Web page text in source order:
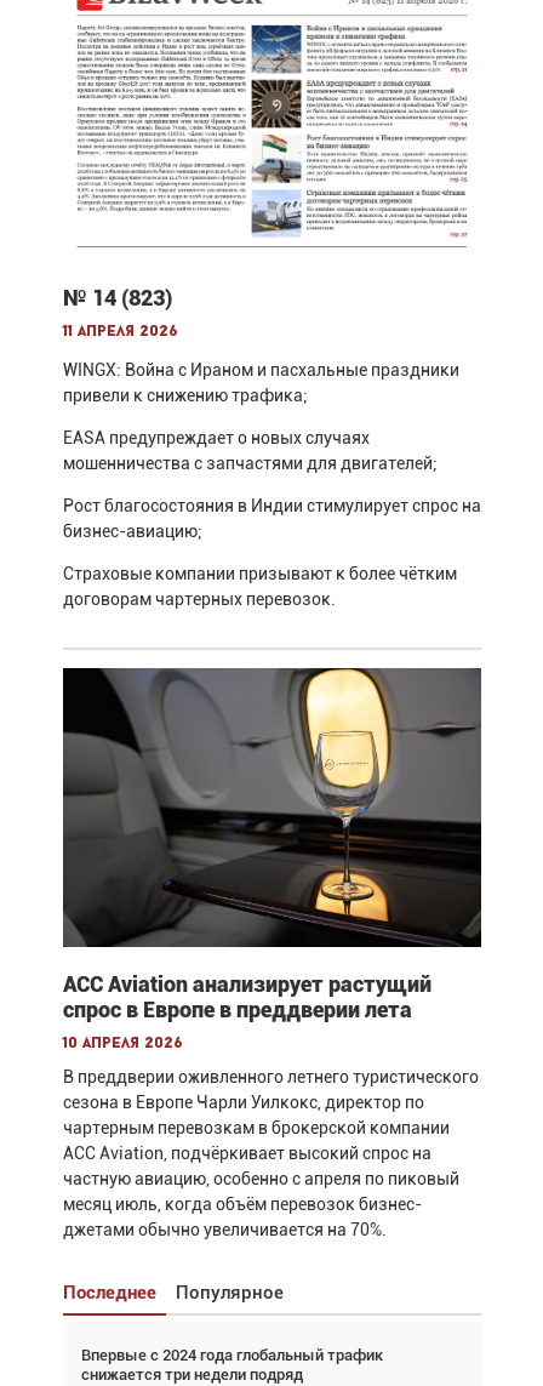
№ 14 (823)
11 апреля 2026
WINGX: Война с Ираном и пасхальные праздники
привели к снижению трафика;
EASA предупреждает о новых случаях
мошенничества с запчастями для двигателей;
Рост благосостояния в Индии стимулирует спрос на
бизнес-авиацию;
Страховые компании призывают к более чётким
договорам чартерных перевозок.
ACC Aviation анализирует растущий
спрос в Европе в преддверии лета
10 апреля 2026
В преддверии оживленного летнего туристического
сезона в Европе Чарли Уилкокс, директор по
чартерным перевозкам в брокерской компании
ACC Aviation, подчёркивает высокий спрос на
частную авиацию, особенно с апреля по пиковый
месяц июль, когда объём перевозок бизнес-
джетами обычно увеличивается на 70%.
Последнее Популярное
Впервые с 2024 года глобальный трафик
снижается три недели подряд
Взгляд с высоты: тандем вертолётов и БПЛА в
спасательных операциях